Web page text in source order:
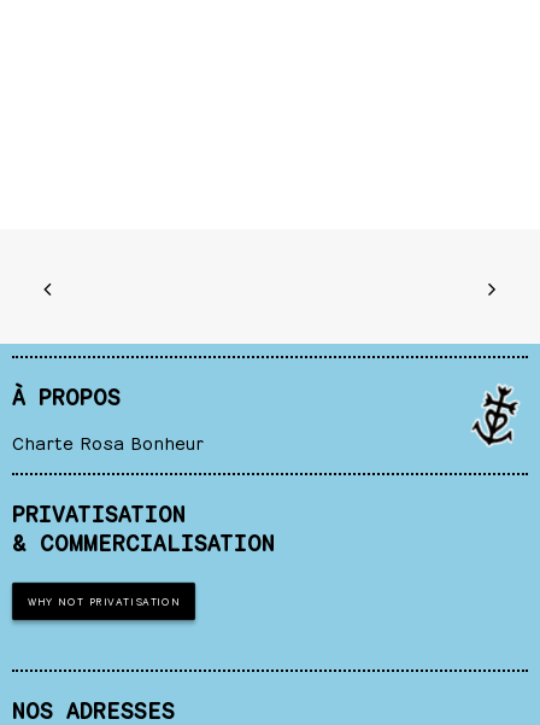
À PROPOS
Charte Rosa Bonheur
PRIVATISATION
& COMMERCIALISATION
WHY NOT PRIVATISATION
NOS ADRESSES